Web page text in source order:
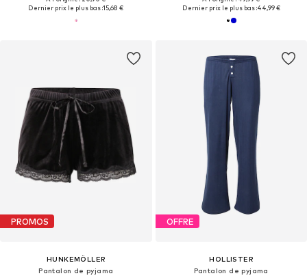
Dernier prix le plus bas :15,68 €
Dernier prix le plus bas :44,99 €
PROMOS
HUNKEMÖLLER
Pantalon de pyjama
OFFRE
HOLLISTER
Pantalon de pyjama